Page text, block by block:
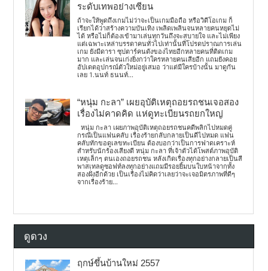
ระดับเทพอย่างเซียน
ถ้าจะให้พูดถึงเกมไม่ว่าจะเป็นเกมมือถือ หรือวิดีโอเกม ก็
เรียกได้ว่าสร้างความบันเทิง เพลิดเพลินจนหลายคนหยุดไม่
ได้ หรือไม่ก็ต้องเข้ามาเล่นทุกวันถึงจะสบายใจ และไม่เพียง
แต่เฉพาะเหล่าบรรดาคนทั่วไปเท่านั้นที่โปรดปราณการเล่น
เกม ยังมีดารา ซุปตาร์คนดังของไทยอีกหลายคนที่ติดเกม
มาก และเล่นจนเก่งยิ่งกว่าใครหลายคนเสียอีก แถมยังคอย
อัปเดตอุปกรณ์ตัวใหม่อยู่เสมอ ว่าแต่มีใครบ้างนั้น มาดูกัน
เลย 1.นนท์ ธนนท์...
“หนุ่ม กะลา” เผยอุบัติเหตุถอยรถชนเจอสอง
เรื่องไม่คาดคิด แห่ดูทะเบียนรถยกใหญ่
หนุ่ม กะลา เผยภาพอุบัติเหตุถอยรถชนคดีพลิกไปหมดคู่
กรณีเป็นแฟนคลับ เรื่องร้ายกลับกลายเป็นดีไปหมด แฟน
คลับทักขอดูเลขทะเบียน ต้องบอกว่าเป็นการฟาดเคราะห์
สำหรับนักร้องเสียงดี หนุ่ม กะลา ที่เจ้าตัวได้โพสต์ภาพอุบัติ
เหตุเล็กๆ ตนเองถอยรถชน หลังเกิดเรื่องทุกอย่างกลายเป็นสี
พาสเทลดูซอฟท์ลงทุกอย่างแถมมีรอยยิ้มบนใบหน้าจากทั้ง
สองฝั่งอีกด้วย เป็นเรื่องไม่คิดว่าเลยว่าจะเจอมิตรภาพที่ดีๆ
จากเรื่องร้าย...
ดูดวง
ฤกษ์ขึ้นบ้านใหม่ 2557